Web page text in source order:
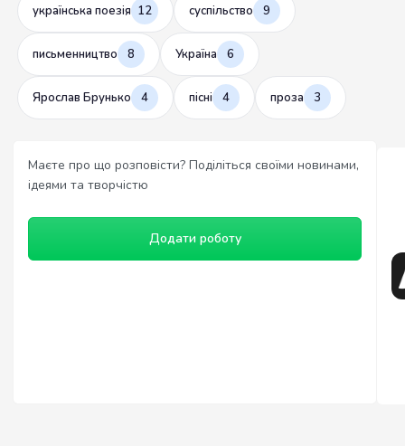
українська поезія 12 суспільство 9
письменництво 8 Україна 6
Ярослав Брунько 4 пісні 4 проза 3
Маєте про що розповісти? Поділіться своїми новинами,
ідеями та творчістю
Додати роботу